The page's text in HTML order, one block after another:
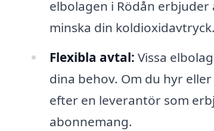
elbolagen i Rödån
minska din koldioxidavtryck.
Flexibla avtal: Vissa
dina behov. Om du hyr
efter en leverantör som
abonnemang.